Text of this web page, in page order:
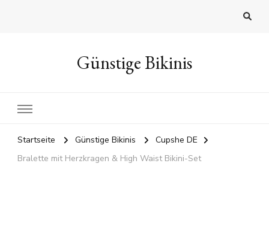
Günstige Bikinis
Startseite Günstige Bikinis
Cupshe DE
Bralette mit Herzkragen & High Waist Bikini-Set